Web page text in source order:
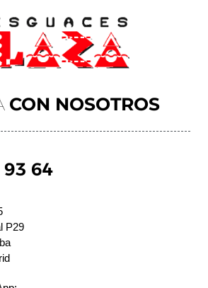
CON NOSOTROS
93 64
P29